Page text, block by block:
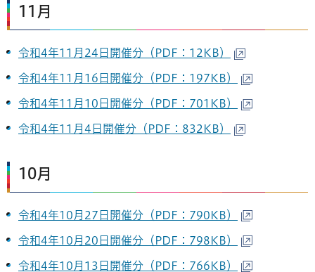
11月
令和4年11月24日開催分（PDF：12KB）
令和4年11月16日開催分（PDF：197KB）
令和4年11月10日開催分（PDF：701KB）
令和4年11月4日開催分（PDF：832KB）
10月
令和4年10月27日開催分（PDF：790KB）
令和4年10月20日開催分（PDF：798KB）
令和4年10月13日開催分（PDF：766KB）